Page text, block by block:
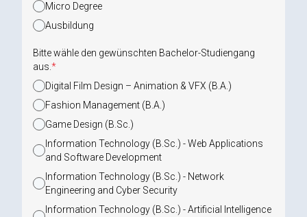
Micro Degree
Ausbildung
Bitte wähle den gewünschten Bachelor-Studiengang
aus. *
Digital Film Design – Animation & VFX (B.A.)
Fashion Management (B.A.)
Game Design (B.Sc.)
Information Technology (B.Sc.) - Web Applications
and Software Development
Information Technology (B.Sc.) - Network
Engineering and Cyber Security
Information Technology (B.Sc.) - Artificial Intelligence